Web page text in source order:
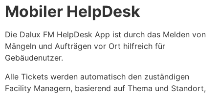
Mobiler HelpDesk
Die Dalux FM HelpDesk App ist durch das Melden von
Mängeln und Aufträgen vor Ort hilfreich für
Gebäudenutzer.
Alle Tickets werden automatisch den zuständigen
Facility Managern, basierend auf Thema und Standort,